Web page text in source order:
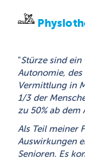
"Stürze sind
Autonomie,
Vermittlung in
1/3 der
zu 50% ab dem
Als Teil meiner
Auswirkungen
Senioren. Es